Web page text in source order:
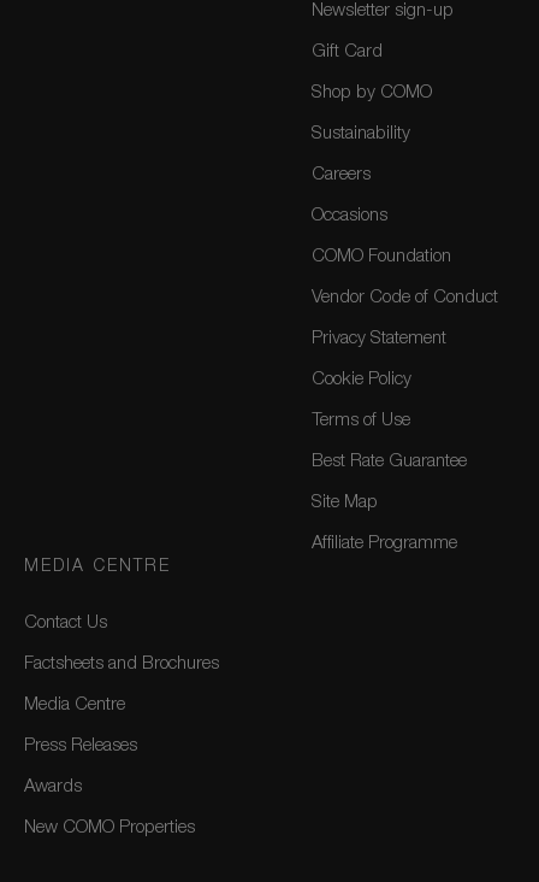
Newsletter sign-up
Gift Card
Shop by COMO
Sustainability
Careers
Occasions
COMO Foundation
Vendor Code of Conduct
Privacy Statement
Cookie Policy
Terms of Use
Best Rate Guarantee
Site Map
Affiliate Programme
MEDIA CENTRE
Contact Us
Factsheets and Brochures
Media Centre
Press Releases
Awards
New COMO Properties